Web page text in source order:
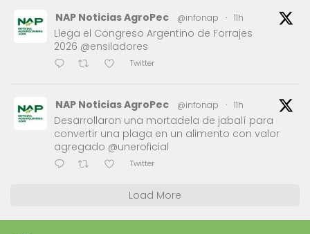
NAP Noticias AgroPec @infonap · 11h
Llega el Congreso Argentino de Forrajes
2026 @ensiladores
Twitter
NAP Noticias AgroPec @infonap · 11h
Desarrollaron una mortadela de jabalí para
convertir una plaga en un alimento con valor
agregado @uneroficial
Twitter
Load More